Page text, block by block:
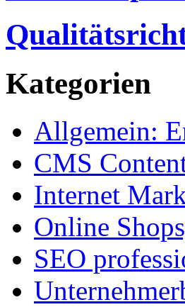
Kategorien
Allgemein:
CMS
Internet
Online
SEO